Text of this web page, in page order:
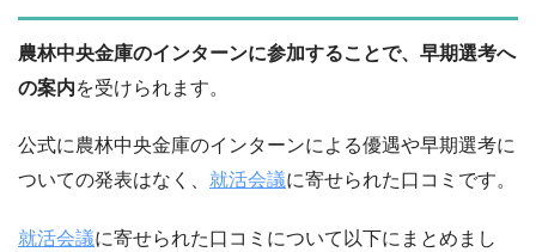
農林中央金庫のインターンに参加することで、早期選考へ
の案内を受けられます。
公式に農林中央金庫のインターンによる優遇や早期選考に
ついての発表はなく、 就活会議に寄せられた口コミです。
就活会議に寄せられた口コミについて以下にまとめまし